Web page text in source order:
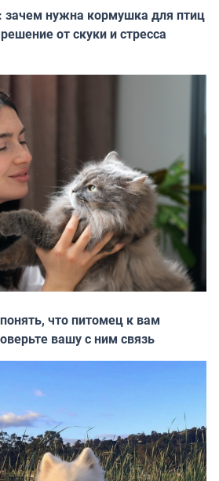
зачем нужна кормушка для птиц
от скуки и стресса
что питомец к вам
вашу с ним связь